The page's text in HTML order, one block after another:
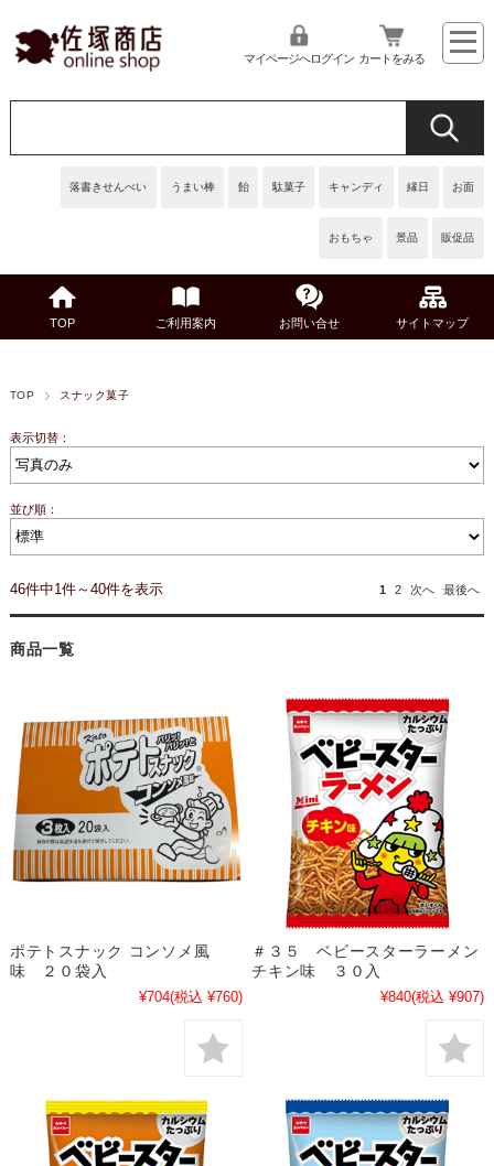
落書きせんべい うまい棒 飴 駄菓子 キャンディ 縁日 お面
おもちゃ 景品 販促品
マイページへログイン カートをみる
TOP ご利用案内 お問い合せ サイトマップ
TOP スナック菓子
表示切替：
並び順：
46件中1件～40件を表示 1 2 次へ 最後へ
商品一覧
ポテトスナック コンソメ風
味 ２０袋入
¥704(税込 ¥760)
＃３５ ベビースターラーメン
チキン味 ３０入
¥840(税込 ¥907)